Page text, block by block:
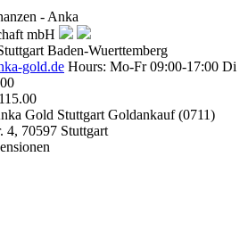
- Anka
mbH
Baden-Wuerttemberg
gold.de Hours: Mo-Fr 09:00-17:00 Di
115.00
Gold Stuttgart Goldankauf (0711)
4, 70597 Stuttgart